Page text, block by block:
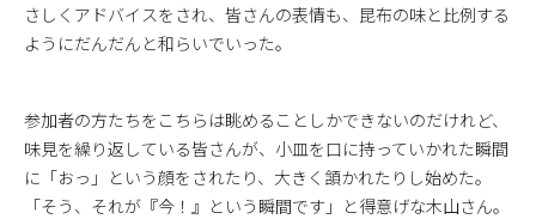
さしくアドバイスをされ、皆さんの表情も、昆布の味と比例する
ようにだんだんと和らいでいった。
参加者の方たちをこちらは眺めることしかできないのだけれど、
味見を繰り返している皆さんが、小皿を口に持っていかれた瞬間
に「おっ」という顔をされたり、大きく頷かれたりし始めた。
「そう、それが『今！』という瞬間です」と得意げな木山さん。